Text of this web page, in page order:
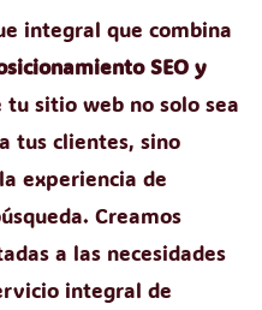
integral que combina
SEO y
tu sitio web no solo sea
tus clientes, sino
experiencia de
Creamos
a las necesidades
integral de